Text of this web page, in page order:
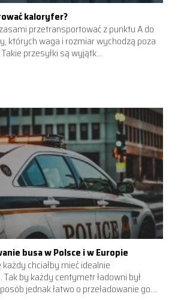
kaloryfer?
przetransportować z punktu A do
których waga i rozmiar wychodzą poza
przesyłki są wyjątk...
busa w Polsce i w Europie
chciałby mieć idealnie
by każdy centymetr ładowni był
jednak łatwo o przeładowanie go....